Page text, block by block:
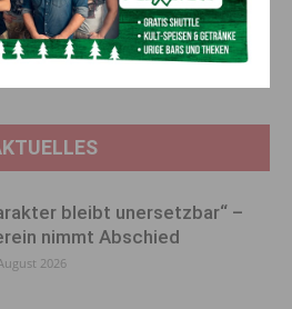
Nächster Artikel
Elektrofahrrad samt
Ladegerät gestohlen!
bleibt unersetzbar“ –
nimmt Abschied
2026